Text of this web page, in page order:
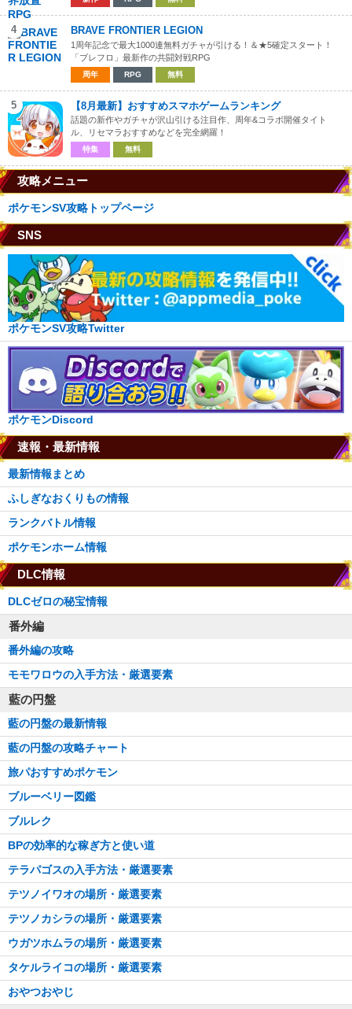
4 BRAVE FRONTIER LEGION
1周年記念で最大1000連無料ガチャが引ける！＆★5確定スタート！
「ブレフロ」最新作の共闘対戦RPG
周年 RPG 無料
5 【8月最新】おすすめスマホゲームランキング
話題の新作やガチャが沢山引ける注目作、周年&コラボ開催タイト
ル、リセマラおすすめなどを完全網羅！
特集 無料
攻略メニュー
ポケモンSV攻略トップページ
SNS
ポケモンSV攻略Twitter
ポケモンDiscord
速報・最新情報
最新情報まとめ
ふしぎなおくりもの情報
ランクバトル情報
ポケモンホーム情報
DLC情報
DLCゼロの秘宝情報
番外編
番外編の攻略
モモワロウの入手方法・厳選要素
藍の円盤
藍の円盤の最新情報
藍の円盤の攻略チャート
旅パおすすめポケモン
ブルーベリー図鑑
ブルレク
BPの効率的な稼ぎ方と使い道
テラパゴスの入手方法・厳選要素
テツノイワオの場所・厳選要素
テツノカシラの場所・厳選要素
ウガツホムラの場所・厳選要素
タケルライコの場所・厳選要素
おやつおやじ